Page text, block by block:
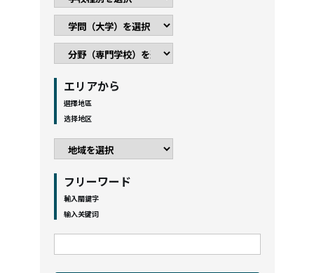
エリアから
選擇地區
选择地区
フリーワード
輸入關鍵字
输入关键词